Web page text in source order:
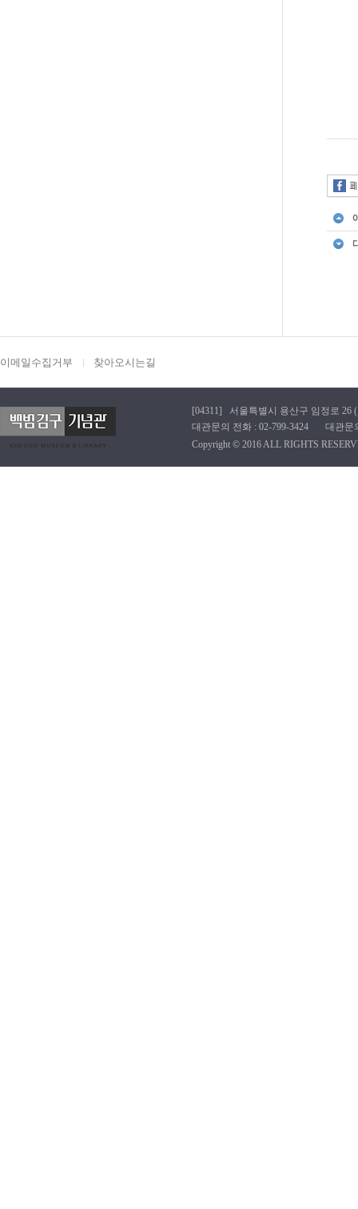
이메일수집거부 찾아오시는길
[04311] 서울특별시 용산구 임정로
대관문의 전화 : 02-799-3424 대관문
Copyright © 2016 ALL RIGHTS